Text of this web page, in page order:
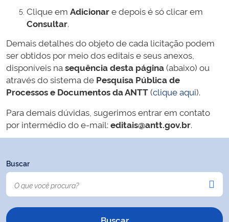
Clique em Adicionare depois é só clicar em
Consultar.
Demais detalhes do objeto de cada licitação podem
ser obtidos por meio dos editais e seus anexos,
disponíveis nasequência desta página(abaixo) ou
através do sistema de Pesquisa Pública de
Processos e Documentos da ANTT(clique aqui).
Para demais dúvidas, sugerimos entrar em contato
por intermédio do e-mail: editais@antt.gov.br.
Buscar